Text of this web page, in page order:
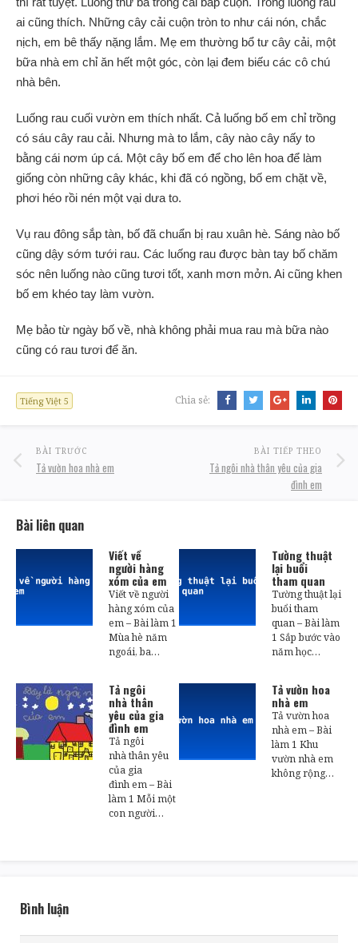
ai cũng thích. Những cây cải cuộn tròn to như cái nón, chắc
nịch, em bê thấy nặng lắm. Mẹ em thường bổ tư cây cải, một
bữa nhà em chỉ ăn hết một góc, còn lại đem biếu các cô chú
nhà bên.
Luống rau cuối vườn em thích nhất. Cả luống bố em chỉ trồng
có sáu cây rau cải. Nhưng mà to lắm, cây nào cây nấy to
bằng cái nơm úp cá. Một cây bố em để cho lên hoa để làm
giống còn những cây khác, khi đã có ngồng, bố em chặt về,
phơi héo rồi nén một vại dưa to.
Vụ rau đông sắp tàn, bố đã chuẩn bị rau xuân hè. Sáng nào bố
cũng dậy sớm tưới rau. Các luống rau được bàn tay bố chăm
sóc nên luống nào cũng tươi tốt, xanh mơn mởn. Ai cũng khen
bố em khéo tay làm vườn.
Mẹ bảo từ ngày bố về, nhà không phải mua rau mà bữa nào
cũng có rau tươi để ăn.
Tiếng Việt 5 Chia sẻ:
BÀI TRƯỚC
Tả vườn hoa nhà em
BÀI TIẾP THEO
Tả ngôi nhà thân yêu của gia
đình em
Bài liên quan
Viết về
người hàng
xóm của em
Viết về người
hàng xóm của
em – Bài làm 1
Mùa hè năm
ngoái, ba…
Tường thuật
lại buổi
tham quan
Tường thuật lại
buổi tham
quan – Bài làm
1 Sắp bước vào
năm học…
Tả ngôi
nhà thân
yêu của gia
đình em
Tả ngôi
nhà thân yêu
của gia
đình em – Bài
làm 1 Mỗi một
con người…
Tả vườn hoa
nhà em
Tả vườn hoa
nhà em – Bài
làm 1 Khu
vườn nhà em
không rộng…
Bình luận